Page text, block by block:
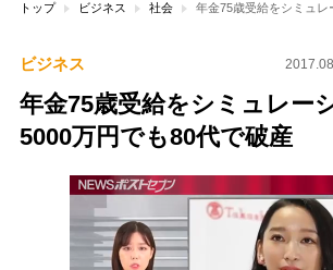
トップ ビジネス 社会 年金75歳受給をシミュ
ビジネス
年金75歳受給をシミュレ
5000万円でも80代で破産